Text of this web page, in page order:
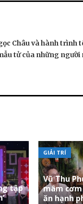
Châu và hành trình
tử của những người
tập
GIẢI TRÍ
Vũ Thu
mâm cơm
ăn hạnh